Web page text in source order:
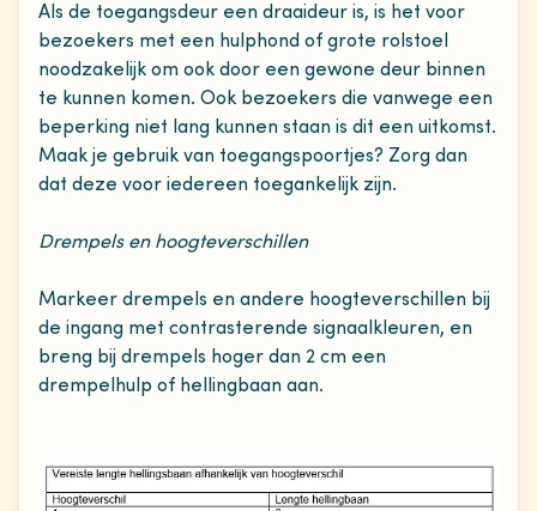
Als de toegangsdeur een draaideur is, is het voor
bezoekers met een hulphond of grote rolstoel
noodzakelijk om ook door een gewone deur binnen
te kunnen komen. Ook bezoekers die vanwege een
beperking niet lang kunnen staan is dit een uitkomst.
Maak je gebruik van toegangspoortjes? Zorg dan
dat deze voor iedereen toegankelijk zijn.
Drempels en hoogteverschillen
Markeer drempels en andere hoogteverschillen bij
de ingang met contrasterende signaalkleuren, en
breng bij drempels hoger dan 2 cm een
drempelhulp of hellingbaan aan.